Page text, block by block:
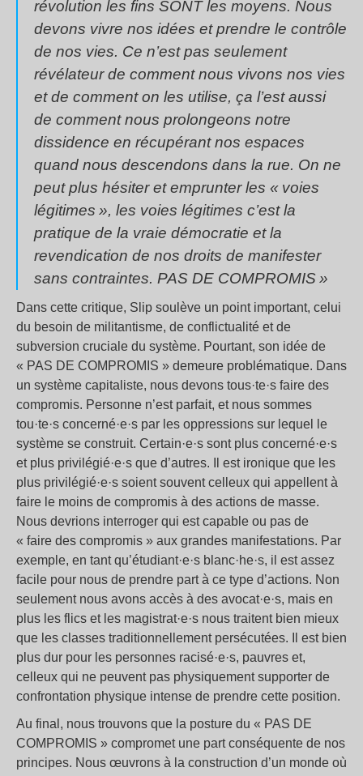
révolution les fins SONT les moyens. Nous
devons vivre nos idées et prendre le contrôle
de nos vies. Ce n’est pas seulement
révélateur de comment nous vivons nos vies
et de comment on les utilise, ça l’est aussi
de comment nous prolongeons notre
dissidence en récupérant nos espaces
quand nous descendons dans la rue. On ne
peut plus hésiter et emprunter les « voies
légitimes », les voies légitimes c’est la
pratique de la vraie démocratie et la
revendication de nos droits de manifester
sans contraintes. PAS DE COMPROMIS»
Dans cette critique, Slip soulève un point important, celui
du besoin de militantisme, de conflictualité et de
subversion cruciale du système. Pourtant, son idée de
« PAS DE COMPROMIS » demeure problématique. Dans
un système capitaliste, nous devons tous·te·s faire des
compromis. Personne n’est parfait, et nous sommes
tou·te·s concerné·e·s par les oppressions sur lequel le
système se construit. Certain·e·s sont plus concerné·e·s
et plus privilégié·e·s que d’autres. Il est ironique que les
plus privilégié·e·s soient souvent celleux qui appellent à
faire le moins de compromis à des actions de masse.
Nous devrions interroger qui est capable ou pas de
« faire des compromis » aux grandes manifestations. Par
exemple, en tant qu’étudiant·e·s blanc·he·s, il est assez
facile pour nous de prendre part à ce type d’actions. Non
seulement nous avons accès à des avocat·e·s, mais en
plus les flics et les magistrat·e·s nous traitent bien mieux
que les classes traditionnellement persécutées. Il est bien
plus dur pour les personnes racisé·e·s, pauvres et,
celleux qui ne peuvent pas physiquement supporter de
confrontation physique intense de prendre cette position.
Au final, nous trouvons que la posture du « PAS DE
COMPROMIS » compromet une part conséquente de nos
principes. Nous œuvrons à la construction d’un monde où